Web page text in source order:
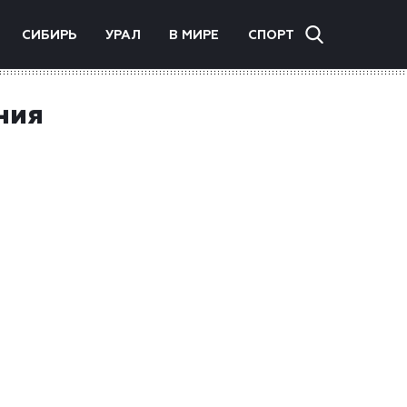
СИБИРЬ УРАЛ В МИРЕ СПОРТ